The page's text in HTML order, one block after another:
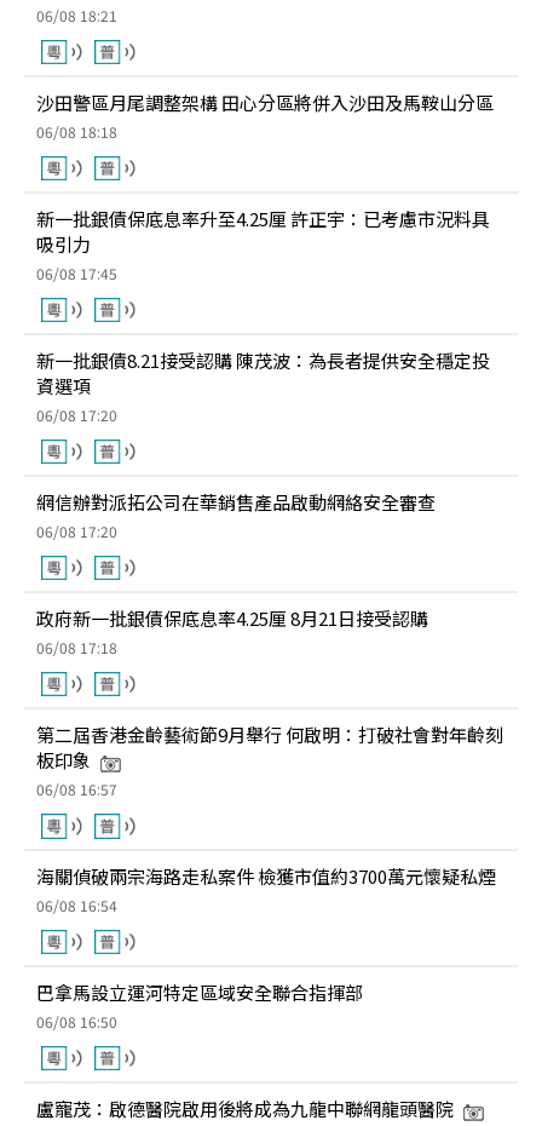
06/08 18:21
沙田警區月尾調整架構 田心分區將併入沙田及馬鞍山分區
06/08 18:18
新一批銀債保底息率升至4.25厘 許正宇：已考慮市況料具
吸引力
06/08 17:45
新一批銀債8.21接受認購 陳茂波：為長者提供安全穩定投
資選項
06/08 17:20
網信辦對派拓公司在華銷售產品啟動網絡安全審查
06/08 17:20
政府新一批銀債保底息率4.25厘 8月21日接受認購
06/08 17:18
第二屆香港金齡藝術節9月舉行 何啟明：打破社會對年齡刻
板印象
06/08 16:57
海關偵破兩宗海路走私案件 檢獲市值約3700萬元懷疑私煙
06/08 16:54
巴拿馬設立運河特定區域安全聯合指揮部
06/08 16:50
盧寵茂：啟德醫院啟用後將成為九龍中聯網龍頭醫院